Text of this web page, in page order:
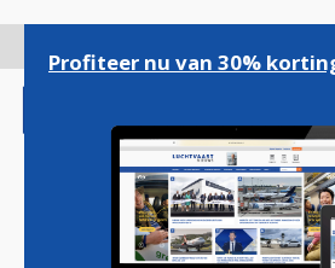
gaan
Profiteer nu van 30%